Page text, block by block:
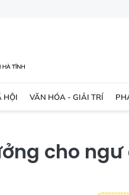
HỘI VĂN HÓA - GIẢI TRÍ
cho